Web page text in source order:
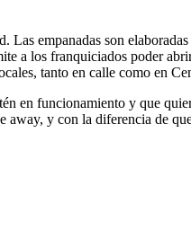
Las empanadas son
a los franquiciados poder
tanto en calle como en
en funcionamiento y que
y con la diferencia de